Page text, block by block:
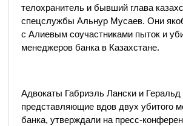
телохранитель и бывший глава
спецслужбы Альнур Мусаев. Они
с Алиевым соучастниками пыток и
менеджеров банка в Казахстане.
Адвокаты Габриэль Лански и Геральд
представляющие вдов двух убитого
банка, утверждали на пресс-